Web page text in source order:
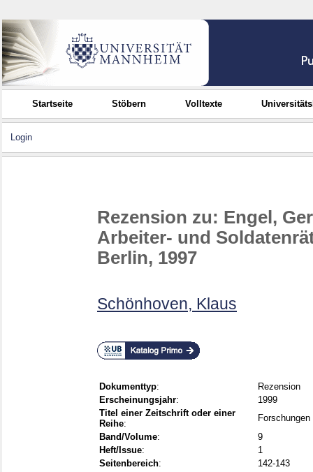
Startseite Stöbern Volltexte
Login
Rezension zu: Engel,
Arbeiter- und
Berlin, 1997
Schönhoven, Klaus
Dokumenttyp:
Rezension
Erscheinungsjahr:
1999
Titel einer Zeitschrift oder einer
Reihe:
Band/Volume:
9
Heft/Issue:
1
Seitenbereich:
142-143